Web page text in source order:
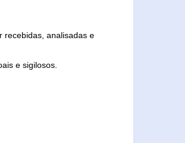
recebidas, analisadas e
e sigilosos.